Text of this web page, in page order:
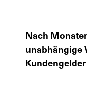
Nach
unabhängige